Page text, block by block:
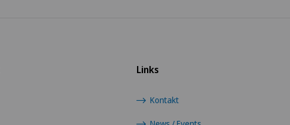
Links
Kontakt